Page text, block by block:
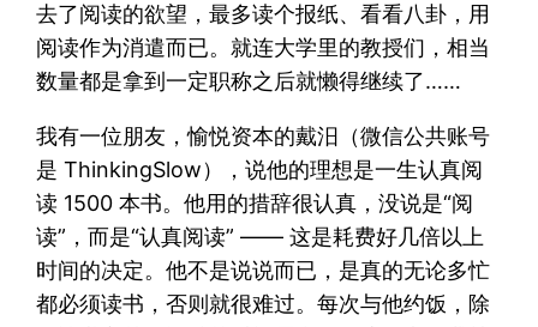
去了阅读的欲望，最多读个报纸、看看八卦，用
阅读作为消遣而已。就连大学里的教授们，相当
数量都是拿到一定职称之后就懒得继续了……
我有一位朋友，愉悦资本的戴汨（微信公共账号
是 ThinkingSlow），说他的理想是一生认真阅
读 1500 本书。他用的措辞很认真，没说是“阅
读”，而是“认真阅读” —— 这是耗费好几倍以上
时间的决定。他不是说说而已，是真的无论多忙
都必须读书，否则就很难过。每次与他约饭，除